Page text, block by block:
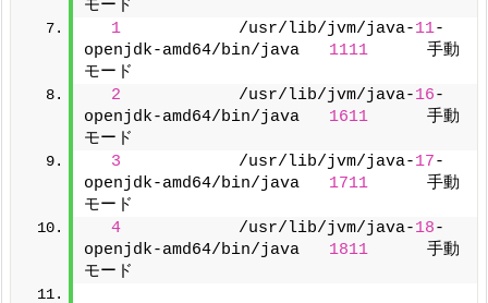
モード
1
            /usr/lib/jvm/java-
11-
openjdk-amd64/bin/java 1111
      手動
モード
2
            /usr/lib/jvm/java-
16-
openjdk-amd64/bin/java 1611
      手動
モード
3
            /usr/lib/jvm/java-
17-
openjdk-amd64/bin/java 1711
      手動
モード
4
            /usr/lib/jvm/java-
18-
openjdk-amd64/bin/java 1811
      手動
モード